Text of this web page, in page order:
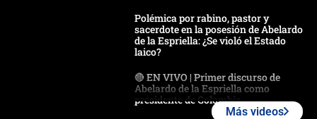
Polémica por rabino, pastor y
sacerdote en la posesión de Abelardo
de la Espriella: ¿Se violó el Estado
laico?
🔴 EN VIVO | Primer discurso de
Abelardo de la Espriella como
presidente de Colombia
Más videos